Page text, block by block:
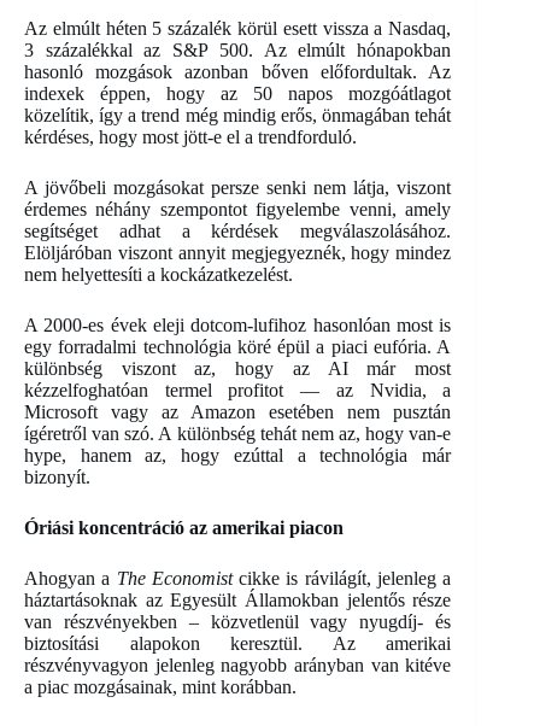
Az elmúlt héten 5 százalék körül esett vissza a Nasdaq,
3 százalékkal az S&P 500. Az elmúlt hónapokban
hasonló mozgások azonban bőven előfordultak. Az
indexek éppen, hogy az 50 napos mozgóátlagot
közelítik, így a trend még mindig erős, önmagában tehát
kérdéses, hogy most jött-e el a trendforduló.
A jövőbeli mozgásokat persze senki nem látja, viszont
érdemes néhány szempontot figyelembe venni, amely
segítséget adhat a kérdések megválaszolásához.
Elöljáróban viszont annyit megjegyeznék, hogy mindez
nem helyettesíti a kockázatkezelést.
A 2000-es évek eleji dotcom-lufihoz hasonlóan most is
egy forradalmi technológia köré épül a piaci eufória. A
különbség viszont az, hogy az AI már most
kézzelfoghatóan termel profitot — az Nvidia, a
Microsoft vagy az Amazon esetében nem pusztán
ígéretről van szó. A különbség tehát nem az, hogy van-e
hype, hanem az, hogy ezúttal a technológia már
bizonyít.
Óriási koncentráció az amerikai piacon
Ahogyan a The Economistcikke is rávilágít, jelenleg a
háztartásoknak az Egyesült Államokban jelentős része
van részvényekben – közvetlenül vagy nyugdíj- és
biztosítási alapokon keresztül. Az amerikai
részvényvagyon jelenleg nagyobb arányban van kitéve
a piac mozgásainak, mint korábban.